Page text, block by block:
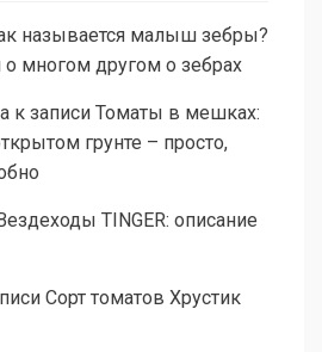
называется малыш зебры?
о многом другом о зебрах
к записи Томаты в мешках:
грунте – просто,
Вездеходы TINGER: описание
Сорт томатов Хрустик